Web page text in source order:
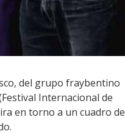
del grupo fraybentino
Internacional de
en torno a un cuadro de